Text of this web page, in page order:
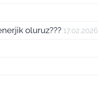
oluruz??? 17.02.2026